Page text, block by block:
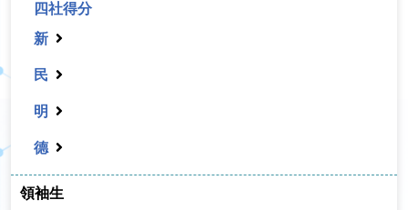
四社得分
新
民
明
德
領袖生